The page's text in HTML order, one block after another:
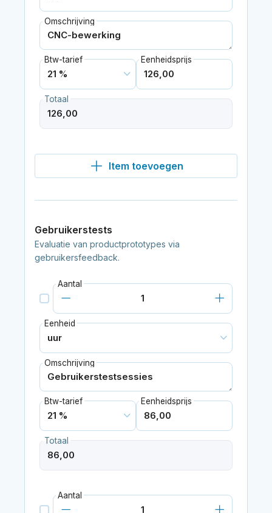
Omschrijving
Btw-tarief Eenheidsprijs
Totaal
Item toevoegen
Gebruikerstests
Evaluatie van productprototypes via
gebruikersfeedback.
Aantal
Eenheid
Omschrijving
Btw-tarief Eenheidsprijs
Totaal
Aantal